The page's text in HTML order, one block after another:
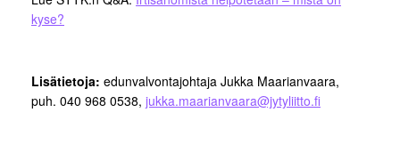
kyse?
Lisätietoja: edunvalvontajohtaja Jukka Maarianvaara,
puh. 040 968 0538, jukka.maarianvaara@jytyliitto.fi